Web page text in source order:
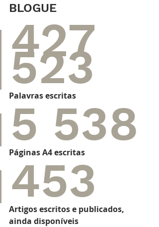
BLOGUE
427
523
Palavras escritas
5 538
Páginas A4 escritas
453
Artigos escritos e publicados,
ainda disponíveis